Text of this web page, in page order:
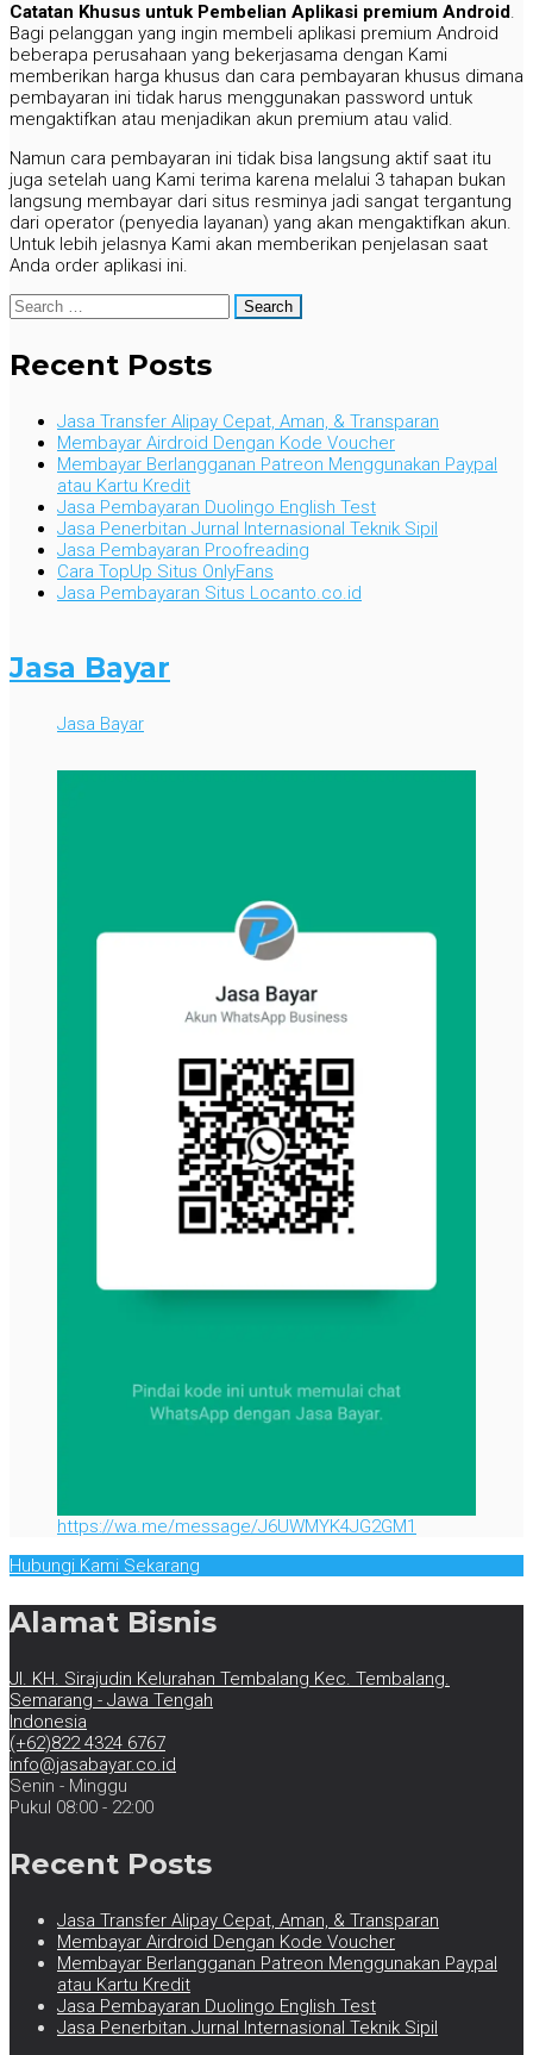
Catatan Khusus untuk Pembelian Aplikasi premium Android.
Bagi pelanggan yang ingin membeli aplikasi premium Android
beberapa perusahaan yang bekerjasama dengan Kami
memberikan harga khusus dan cara pembayaran khusus dimana
pembayaran ini tidak harus menggunakan password untuk
mengaktifkan atau menjadikan akun premium atau valid.
Namun cara pembayaran ini tidak bisa langsung aktif saat itu
juga setelah uang Kami terima karena melalui 3 tahapan bukan
langsung membayar dari situs resminya jadi sangat tergantung
dari operator (penyedia layanan) yang akan mengaktifkan akun.
Untuk lebih jelasnya Kami akan memberikan penjelasan saat
Anda order aplikasi ini.
By
jasabayarPosted
January
November
2025
Search
for:
Recent Posts
Jasa Transfer Alipay Cepat, Aman, & Transparan
Membayar Airdroid Dengan Kode Voucher
Membayar Berlangganan Patreon Menggunakan Paypal
atau Kartu Kredit
Jasa Pembayaran Duolingo English Test
Jasa Penerbitan Jurnal Internasional Teknik Sipil
Jasa Pembayaran Proofreading
Cara TopUp Situs OnlyFans
Jasa Pembayaran Situs Locanto.co.id
Jasa Bayar
Jasa Bayar
https://wa.me/message/J6UWMYK4JG2GM1
Hubungi Kami Sekarang
Alamat Bisnis
Jl. KH. Sirajudin Kelurahan Tembalang Kec. Tembalang.
Semarang - Jawa Tengah
Indonesia
(+62)822 4324 6767
info@jasabayar.co.id
Senin - Minggu
Pukul 08:00 - 22:00
Recent Posts
Jasa Transfer Alipay Cepat, Aman, & Transparan
Membayar Airdroid Dengan Kode Voucher
Membayar Berlangganan Patreon Menggunakan Paypal
atau Kartu Kredit
Jasa Pembayaran Duolingo English Test
Jasa Penerbitan Jurnal Internasional Teknik Sipil